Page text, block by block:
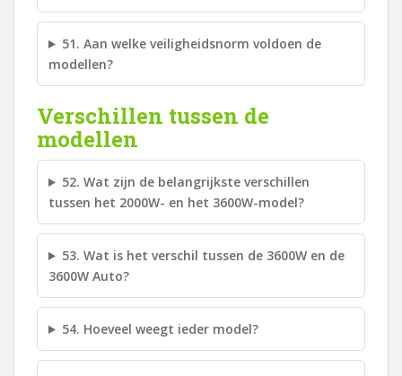
51. Aan welke veiligheidsnorm voldoen de
modellen?
Verschillen tussen de
modellen
52. Wat zijn de belangrijkste verschillen
tussen het 2000W- en het 3600W-model?
53. Wat is het verschil tussen de 3600W en de
3600W Auto?
54. Hoeveel weegt ieder model?